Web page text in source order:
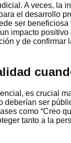
A veces, la
el desarrollo
ser
impacto
y de confirmar
es crucial
deberían ser
como “Creo
tanto a la